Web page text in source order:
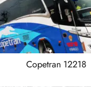
Copetran 12218